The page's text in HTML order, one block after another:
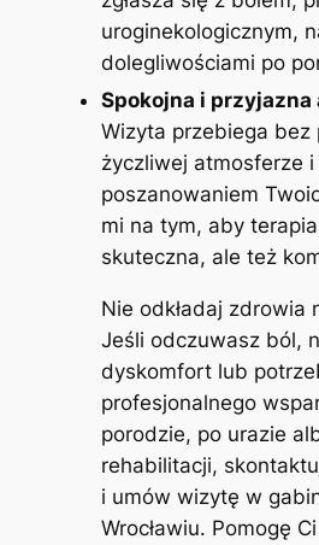
uroginekologicznym,
dolegliwościami po
Spokojna i przyjazna
Wizyta przebiega bez
życzliwej atmosferze i
poszanowaniem
mi na tym, aby
skuteczna, ale też
Nie odkładaj zdrowia
Jeśli odczuwasz ból,
dyskomfort lub
profesjonalnego
porodzie, po urazie
rehabilitacji,
i umów wizytę w
Wrocławiu. Pomogę